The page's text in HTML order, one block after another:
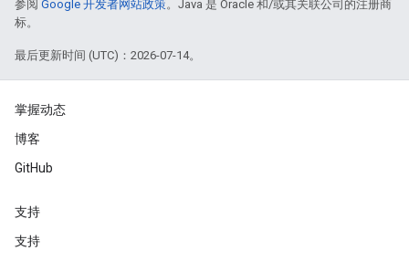
参阅 Google 开发者网站政策。Java 是 Oracle 和/或其关联公司的注册商
标。
最后更新时间 (UTC)：2026-07-14。
掌握动态
博客
GitHub
支持
支持